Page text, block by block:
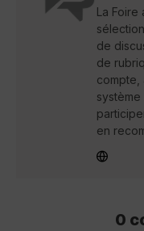
La Foire
de
de
compte,
en
0